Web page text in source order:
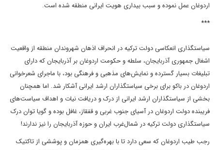
اردوغان عمل نموده و سبب بیداری هویت ایرانی منطقه شده است.
***
سیاستگذاری انعکاسی دولت ترکیه در انحراف اذهان شهروندان منطقه از واقعیت
اشغال جمهوری آذربایجان، سلطه و حکومت اردوغان بر آذربایجان که دارای
تبلیغات بسیار گسترده و نمایش‌های مذهبی و فرهنگی بود، با ماجرای شعرخوانی
اردوغان در باکو برای برخی سیاستگذاران ارشد ایرانی آشکار شد. اما همچنان
بخشی از سیاستگذاران ارشد ایرانی از درک و دریافت نیات و اهداف سیاست‌های
فریبنده دولت اردوغان در آسیای جنوب غربی و قفقاز، غافل بوده و گویا توان درک
سیاستگذاری دولت ترکیه در شمال‌غرب ایران و حوزه آذربایجان را نیز ندارند!
رجب طیب اردوغان که سعی دارد تا با بهره‌گیری همزمان و پوششی از تاکتیک